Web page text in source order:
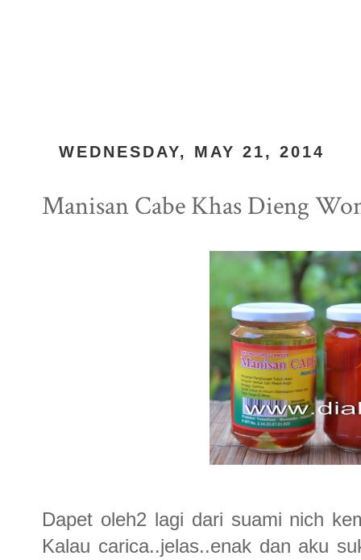
WEDNESDAY, MAY 21, 2014
Manisan Cabe Khas Dieng
Dapet oleh2 lagi dari suami nich
Kalau carica..jelas..enak dan aku